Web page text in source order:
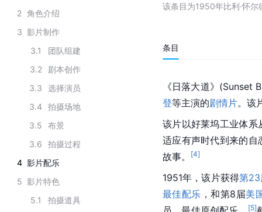
2 角色介绍
3 影片制作
3.1
团队组建
3.2
剧本创作
3.3
选择演员
3.4
拍摄场地
3.5
布景
3.6
拍摄过程
4 影片配乐
5 影片特色
5.1
拍摄道具
该条目为1950年比利·怀
条目
《日落大道》(Sunset
登等主演的剧情片。该
该片以好莱坞工业体系
适应有声时代到来的自
故事。
[4]
1951年，该片获得第23
最佳配乐 ，和第8届美
[5]